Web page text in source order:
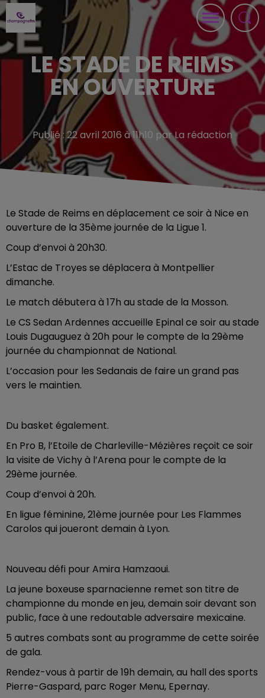
LE STADE DE REIMS
EN OUVERTURE
Publié : 22 avril 2016 à 11h10 par La rédaction
Le Stade de Reims en déplacement ce soir à Nice en
ouverture de la 35ème journée de la Ligue 1.
Coup d’envoi à 20h30.
L’Estac de Troyes se déplacera à Montpellier
dimanche.
Le match débutera à 17h au stade de la Mosson.
Le CS Sedan Ardennes accueille Epinal ce soir au stade
Louis Dugauguez à 20h pour le compte de la 29ème
journée du championnat de National.
L’occasion pour les Sedanais de faire un grand pas
vers le maintien.
Du basket également.
En Pro B, l’Etoile de Charleville-Mézières reçoit ce soir
la visite de Vichy à l’Arena pour le compte de la
29ème journée.
Coup d’envoi à 20h.
En ligue féminine, 21ème journée pour Les Flammes
Carolos qui joueront demain à Lyon.
Nouveau défi pour Amira Hamzaoui.
La jeune boxeuse sparnacienne remet son titre de
championne du monde en jeu, demain soir devant son
public, face à une redoutable adversaire mexicaine.
5 autres combats sont au programme de cette soirée
de gala.
Rendez-vous à partir de 19h demain, au hall des sports
Pierre-Gaspard, parc Roger Menu, Epernay.